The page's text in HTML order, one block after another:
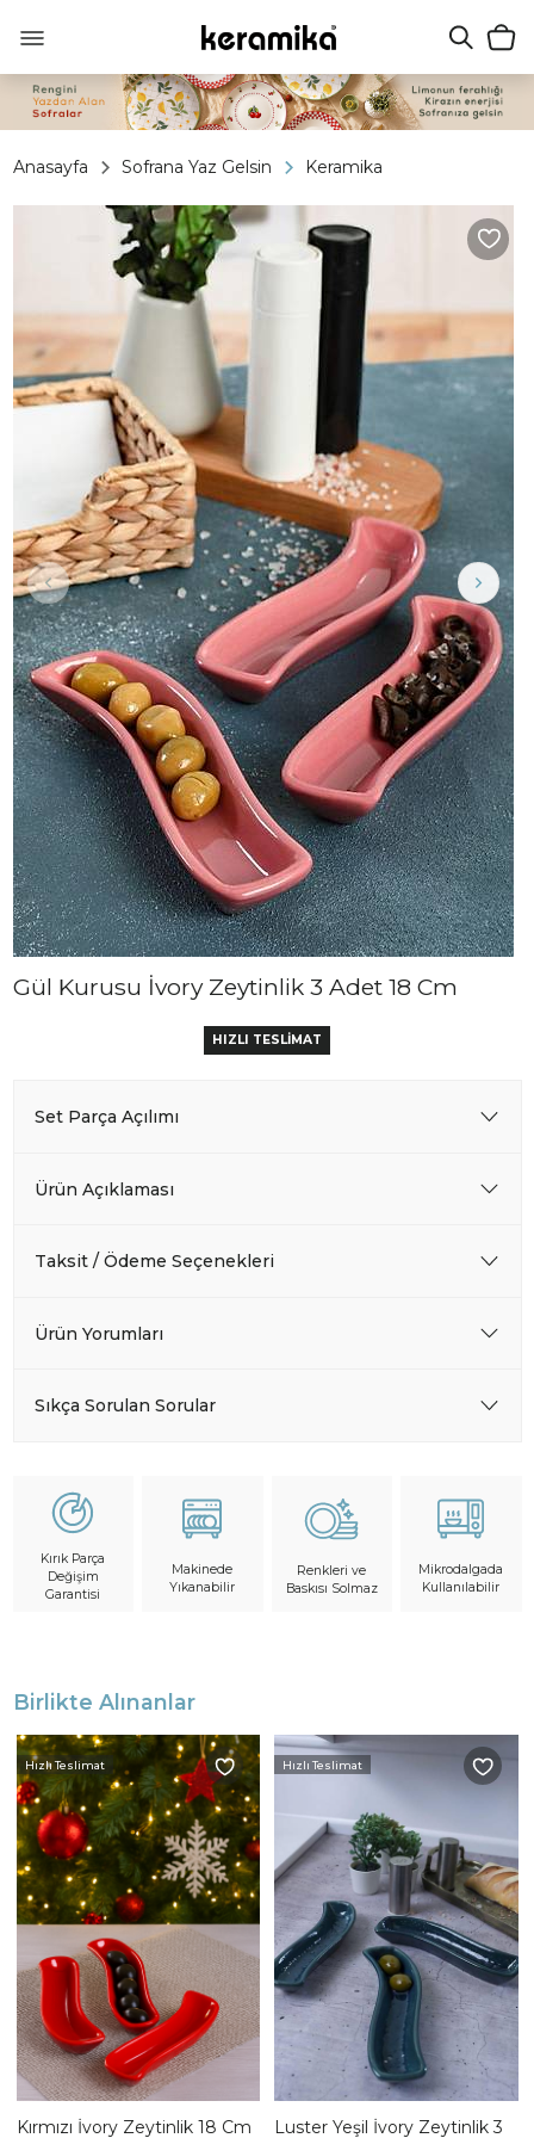
Anasayfa Sofrana Yaz Gelsin Keramika
Gül Kurusu İvory Zeytinlik 3 Adet 18 Cm
HIZLI TESLİMAT
Set Parça Açılımı
Ürün Açıklaması
Taksit / Ödeme Seçenekleri
Ürün Yorumları
Sıkça Sorulan Sorular
Kırık Parça
Değişim
Garantisi
Makinede
Yıkanabilir
Renkleri ve
Baskısı Solmaz
Mikrodalgada
Kullanılabilir
Birlikte Alınanlar
Hızlı Teslimat
Kırmızı İvory Zeytinlik 18 Cm
Hızlı Teslimat
Luster Yeşil İvory Zeytinlik 3